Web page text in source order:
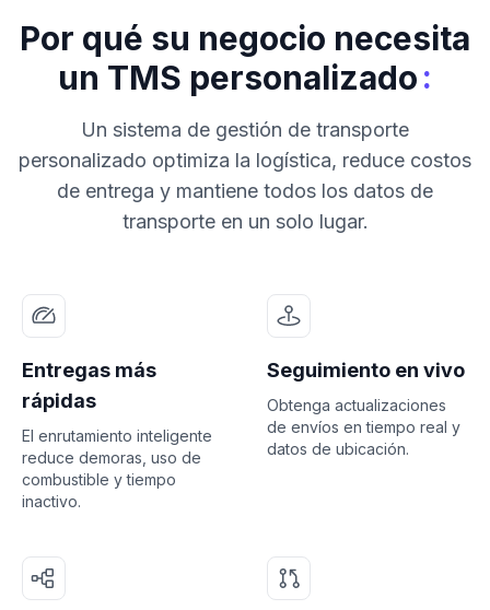
Por qué su negocio necesita
un TMS personalizado:
Un sistema de gestión de transporte
personalizado optimiza la logística, reduce costos
de entrega y mantiene todos los datos de
transporte en un solo lugar.
Entregas más
rápidas
El enrutamiento inteligente
reduce demoras, uso de
combustible y tiempo
inactivo.
Seguimiento en vivo
Obtenga actualizaciones
de envíos en tiempo real y
datos de ubicación.